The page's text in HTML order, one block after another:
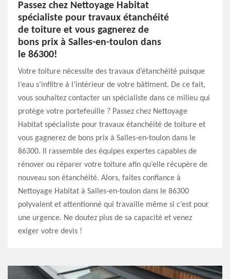
Passez chez Nettoyage Habitat
spécialiste pour travaux étanchéité
de toiture et vous gagnerez de
bons prix à Salles-en-toulon dans
le 86300!
Votre toiture nécessite des travaux d’étanchéité puisque
l’eau s’infiltre à l’intérieur de votre bâtiment. De ce fait,
vous souhaitez contacter un spécialiste dans ce milieu qui
protège votre portefeuille ? Passez chez Nettoyage
Habitat spécialiste pour travaux étanchéité de toiture et
vous gagnerez de bons prix à Salles-en-toulon dans le
86300. Il rassemble des équipes expertes capables de
rénover ou réparer votre toiture afin qu’elle récupère de
nouveau son étanchéité. Alors, faites confiance à
Nettoyage Habitat à Salles-en-toulon dans le 86300
polyvalent et attentionné qui travaille même si c’est pour
une urgence. Ne doutez plus de sa capacité et venez
exiger votre devis !